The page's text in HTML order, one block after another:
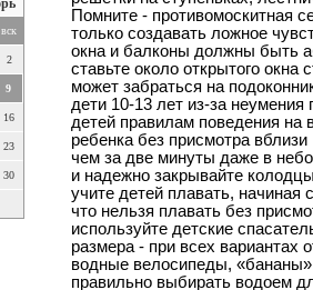
вск
2
9
16
23
30
Помните - противомоскитная
только создавать ложное
окна и балконы должны быть
ставьте около открытого окна
может забраться на
дети 10-13 лет из-за
детей правилам поведения на
ребенка без присмотра
чем за две минуты даже в
и надежно закрывайте
учите детей плавать, начиная
что нельзя плавать без
используйте детские
размера - при всех вариантах
водные велосипеды,
правильно выбирать водоем